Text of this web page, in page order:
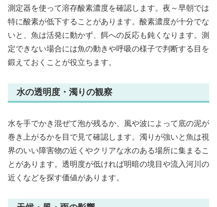
測定器を使って溶存酸素濃度を確認します。夜～早朝では
特に酸素が低下することがあります。酸素濃度が十分でな
いと、魚は活発に動かず、餌への反応も鈍くなります。測
定できない場合には魚の動きや呼吸の様子で判断する目を
鍛えておくことが役立ちます。
水の透明度・濁りの観察
水を手でかき混ぜて泡が残るか、風や波によって底の泥が
巻き上がるかを目で見て確認します。濁りが強いと魚は視
界のいい障害物の近くやクリアな水のある場所に集まるこ
とがあります。透明度が低ければ明暗の境目や流入河川の
近くなどを探す価値があります。